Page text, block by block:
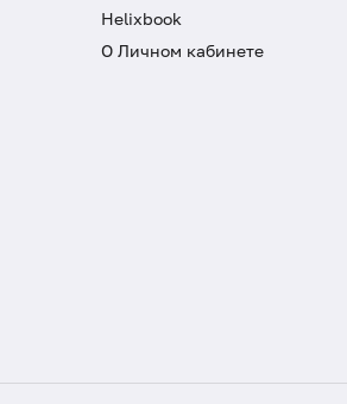
Helixbook
О Личном кабинете